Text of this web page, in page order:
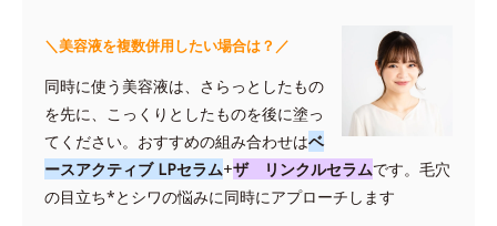
＼美容液を複数併用したい場合は？／
同時に使う美容液は、さらっとしたもの
を先に、こっくりとしたものを後に塗っ
てください。おすすめの組み合わせはベ
ースアクティブ LPセラム+ザ リンクルセラムです。毛穴
の目立ち*とシワの悩みに同時にアプローチします